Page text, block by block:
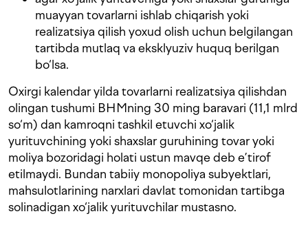
muayyan tovarlarni ishlab chiqarish yoki
realizatsiya qilish yoxud olish uchun belgilangan
tartibda mutlaq va eksklyuziv huquq berilgan
bo‘lsa.
Oxirgi kalendar yilda tovarlarni realizatsiya qilishdan
olingan tushumi BHMning 30 ming baravari (11,1 mlrd
so‘m) dan kamroqni tashkil etuvchi xo‘jalik
yurituvchining yoki shaxslar guruhining tovar yoki
moliya bozoridagi holati ustun mavqe deb e’tirof
etilmaydi. Bundan tabiiy monopoliya subyektlari,
mahsulotlarining narxlari davlat tomonidan tartibga
solinadigan xo‘jalik yurituvchilar mustasno.